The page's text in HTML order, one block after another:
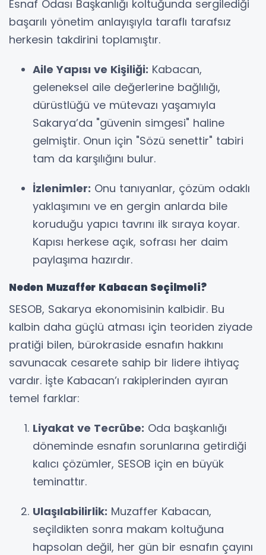
Esnaf Odası Başkanlığı koltuğunda sergilediği
başarılı yönetim anlayışıyla taraflı tarafsız
herkesin takdirini toplamıştır.
Aile Yapısı ve Kişiliği: Kabacan,
geleneksel aile değerlerine bağlılığı,
dürüstlüğü ve mütevazı yaşamıyla
Sakarya’da "güvenin simgesi" haline
gelmiştir. Onun için "Sözü senettir" tabiri
tam da karşılığını bulur.
İzlenimler: Onu tanıyanlar, çözüm odaklı
yaklaşımını ve en gergin anlarda bile
koruduğu yapıcı tavrını ilk sıraya koyar.
Kapısı herkese açık, sofrası her daim
paylaşıma hazırdır.
Neden Muzaffer Kabacan Seçilmeli?
SESOB, Sakarya ekonomisinin kalbidir. Bu
kalbin daha güçlü atması için teoriden ziyade
pratiği bilen, bürokraside esnafın hakkını
savunacak cesarete sahip bir lidere ihtiyaç
vardır. İşte Kabacan’ı rakiplerinden ayıran
temel farklar:
Liyakat ve Tecrübe: Oda başkanlığı
döneminde esnafın sorunlarına getirdiği
kalıcı çözümler, SESOB için en büyük
teminattır.
Ulaşılabilirlik: Muzaffer Kabacan,
seçildikten sonra makam koltuğuna
hapsolan değil, her gün bir esnafın çayını